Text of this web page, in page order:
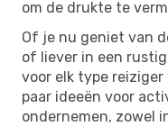
om de drukte te
Of je nu geniet van
of liever in een
voor elk type
paar ideeën voor
ondernemen, zowel